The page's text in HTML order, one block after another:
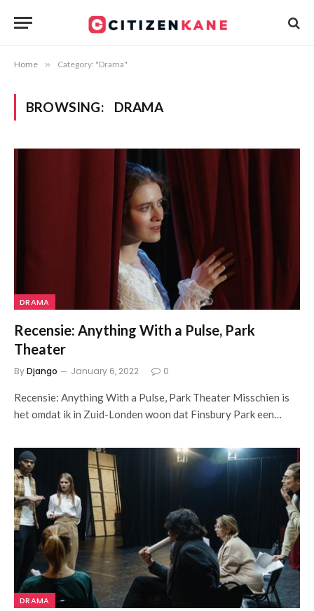
Home » Category: "Drama"
BROWSING: DRAMA
DRAMA
Recensie: Anything With a Pulse, Park
Theater
ByDjango January 6, 2022 0
Recensie: Anything With a Pulse, Park Theater Misschien is
het omdat ik in Zuid-Londen woon dat Finsbury Park een…
DRAMA